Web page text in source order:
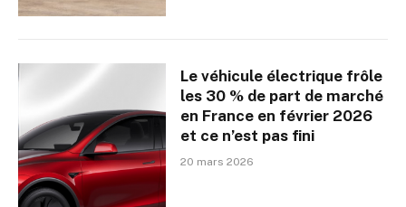
Le véhicule électrique frôle
les 30 % de part de marché
en France en février 2026
et ce n’est pas fini
20 mars 2026